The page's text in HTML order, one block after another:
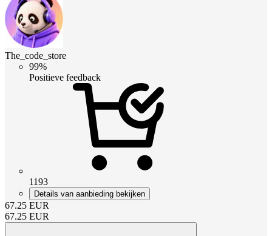
The_code_store
99%
Positieve feedback
1193
Details van aanbieding bekijken
67.25 EUR
67.25 EUR